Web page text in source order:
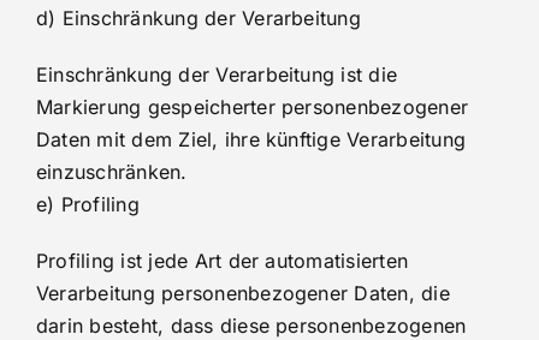
d) Einschränkung der Verarbeitung
Einschränkung der Verarbeitung ist die
Markierung gespeicherter personenbezogener
Daten mit dem Ziel, ihre künftige Verarbeitung
einzuschränken.
e) Profiling
Profiling ist jede Art der automatisierten
Verarbeitung personenbezogener Daten, die
darin besteht, dass diese personenbezogenen